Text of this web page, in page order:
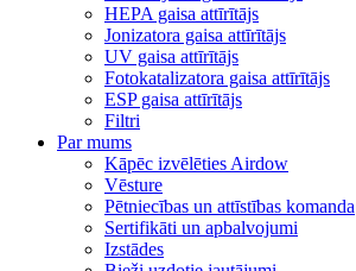
HEPA gaisa attīrītājs
Jonizatora gaisa attīrītājs
UV gaisa attīrītājs
Fotokatalizatora gaisa attīrītājs
ESP gaisa attīrītājs
Filtri
Par mums
Kāpēc izvēlēties Airdow
Vēsture
Pētniecības un attīstības komanda
Sertifikāti un apbalvojumi
Izstādes